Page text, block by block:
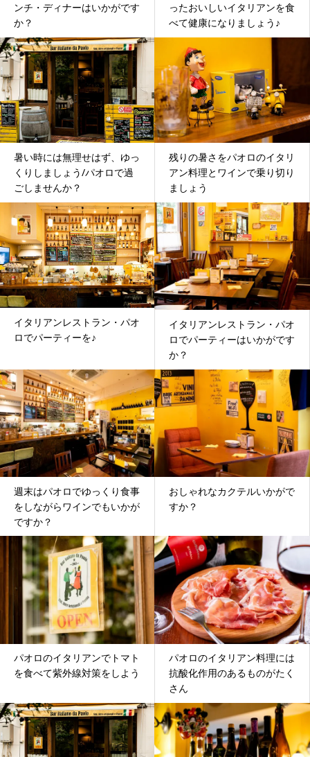
ンチ・ディナーはいかがです
か？
ったおいしいイタリアンを食
べて健康になりましょう♪
暑い時には無理せはず、ゆっ
くりしましょう/パオロで過
ごしませんか？
残りの暑さをパオロのイタリ
アン料理とワインで乗り切り
ましょう
イタリアンレストラン・パオ
ロでパーティーを♪
イタリアンレストラン・パオ
ロでパーティーはいかがです
か？
週末はパオロでゆっくり食事
をしながらワインでもいかが
ですか？
おしゃれなカクテルいかがで
すか？
パオロのイタリアンでトマト
を食べて紫外線対策をしよう
パオロのイタリアン料理には
抗酸化作用のあるものがたく
さん